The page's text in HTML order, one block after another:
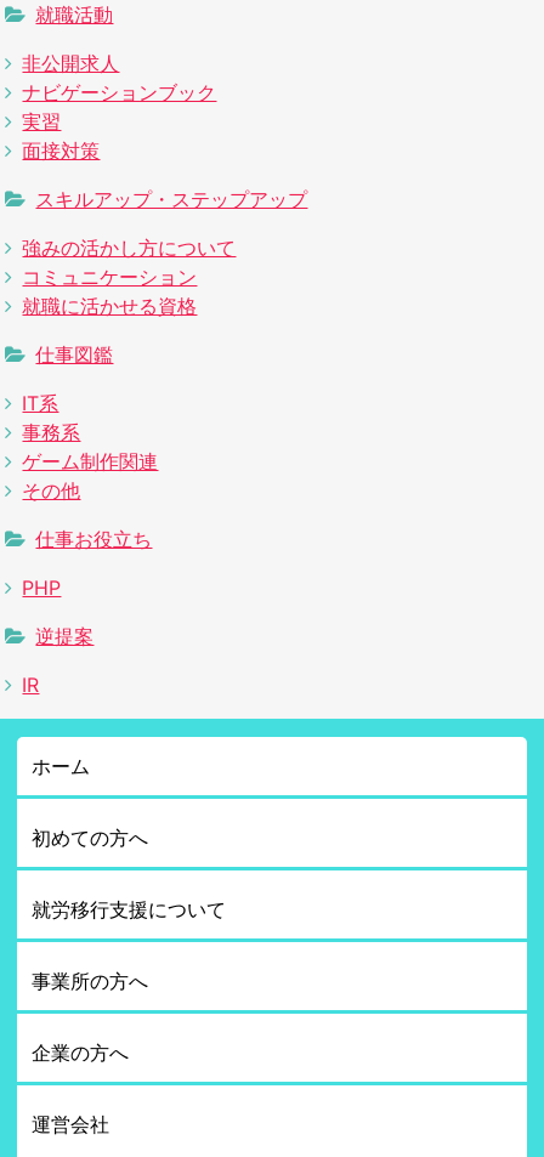
就職活動
非公開求人
ナビゲーションブック
実習
面接対策
スキルアップ・ステップアップ
強みの活かし方について
コミュニケーション
就職に活かせる資格
仕事図鑑
IT系
事務系
ゲーム制作関連
その他
仕事お役立ち
PHP
逆提案
IR
ホーム
初めての方へ
就労移行支援について
事業所の方へ
企業の方へ
運営会社